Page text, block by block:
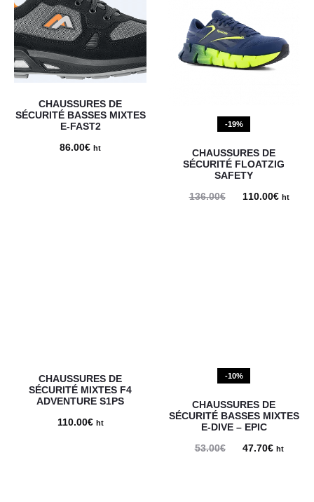
CHAUSSURES DE
SÉCURITÉ BASSES MIXTES
E-FAST2
86.00€ ht
-19%
CHAUSSURES DE
SÉCURITÉ FLOATZIG
SAFETY
136.00€ 110.00€Le
ht
CHAUSSURES DE
SÉCURITÉ MIXTES F4
ADVENTURE S1PS
110.00€ ht
-10%
CHAUSSURES DE
SÉCURITÉ BASSES MIXTES
E-DIVE – EPIC
53.00€ 47.70€Le
ht